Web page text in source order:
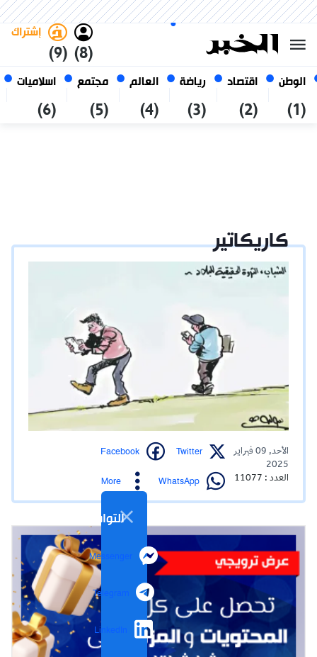
الوطن
(1)
اقتصاد
(2)
رياضة
(3)
العالم
(4)
مجتمع
(5)
اسلاميات
(6)
(8)
إشتراك
(9)
07 أغسطس 2026
الجزائر
كاريكاتير
الأحد, 09 فبراير
2025
العدد : 11077
Twitter
Facebook
WhatsApp
More
التواصل الاجتماعي
Messenger
Telegram
LinkedIn